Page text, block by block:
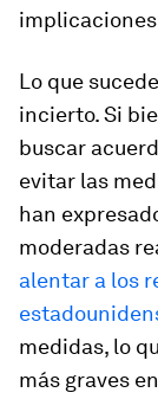
Lo que
incierto. Si
buscar
evitar las
han
moderadas
alentar a los
medidas, lo
más graves